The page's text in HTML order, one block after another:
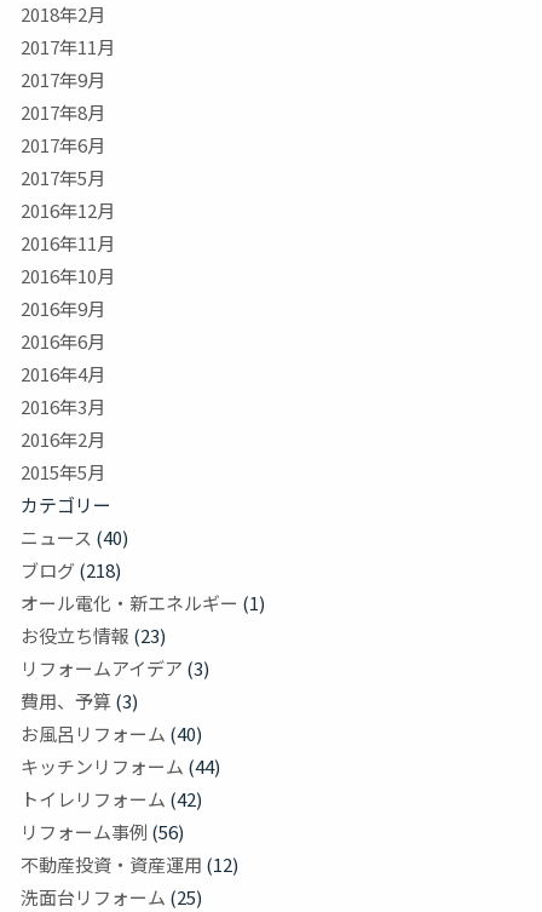
2018年2月
2017年11月
2017年9月
2017年8月
2017年6月
2017年5月
2016年12月
2016年11月
2016年10月
2016年9月
2016年6月
2016年4月
2016年3月
2016年2月
2015年5月
カテゴリー
ニュース (40)
ブログ(218)
オール電化・新エネルギー (1)
お役立ち情報 (23)
リフォームアイデア (3)
費用、予算(3)
お風呂リフォーム (40)
キッチンリフォーム (44)
トイレリフォーム (42)
リフォーム事例 (56)
不動産投資・資産運用 (12)
洗面台リフォーム (25)